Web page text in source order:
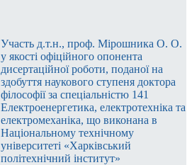
Участь д.т.н., проф. Мірошника О. О.
у якості офіційного опонента
дисертаційної роботи, поданої на
здобуття наукового ступеня доктора
філософії за спеціальністю 141
Електроенергетика, електротехніка та
електромеханіка, що виконана в
Національному технічному
університеті «Харківський
політехнічний інститут»